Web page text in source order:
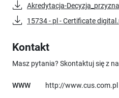
Akredytacja-
15734 - pl - Certificate
Kontakt
Masz pytania? Skontaktuj się z
WWW http://www.cus.com.pl